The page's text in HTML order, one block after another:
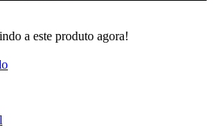
a este produto agora!